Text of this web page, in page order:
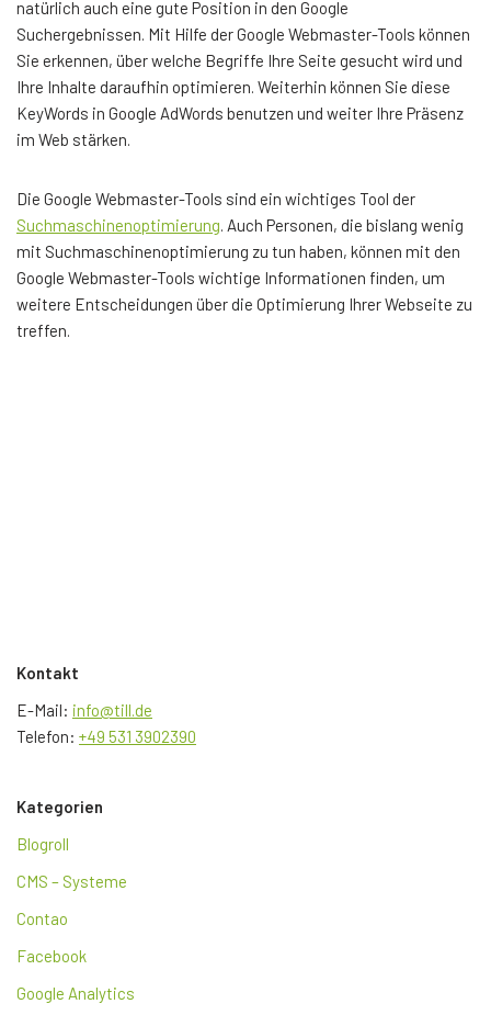
natürlich auch eine gute Position in den Google
Suchergebnissen. Mit Hilfe der Google Webmaster-Tools können
Sie erkennen, über welche Begriffe Ihre Seite gesucht wird und
Ihre Inhalte daraufhin optimieren. Weiterhin können Sie diese
KeyWords in Google AdWords benutzen und weiter Ihre Präsenz
im Web stärken.
Die Google Webmaster-Tools sind ein wichtiges Tool der
Suchmaschinenoptimierung. Auch Personen, die bislang wenig
mit Suchmaschinenoptimierung zu tun haben, können mit den
Google Webmaster-Tools wichtige Informationen finden, um
weitere Entscheidungen über die Optimierung Ihrer Webseite zu
treffen.
Kontakt
E-Mail: info@till.de
Telefon: +49 531 3902390
Kategorien
Blogroll
CMS – Systeme
Contao
Facebook
Google Analytics